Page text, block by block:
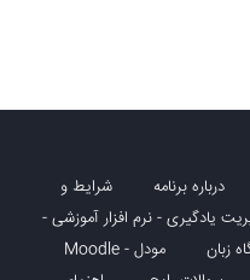
درباره برنامه
شرایط و
یادگیری - نرم افزار آموزشی -
زبان
مودل - Moodle